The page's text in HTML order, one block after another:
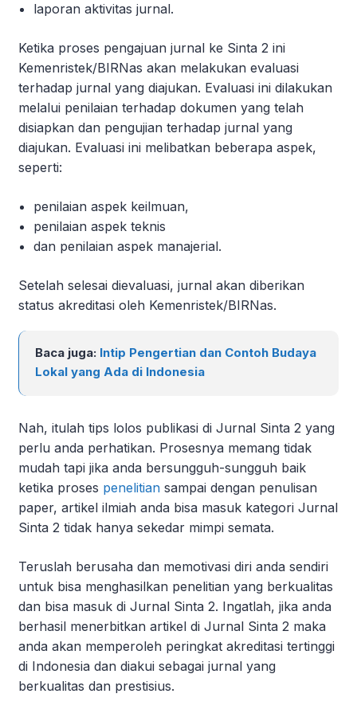
laporan aktivitas jurnal.
Ketika proses pengajuan jurnal ke Sinta 2 ini
Kemenristek/BIRNas akan melakukan evaluasi
terhadap jurnal yang diajukan. Evaluasi ini dilakukan
melalui penilaian terhadap dokumen yang telah
disiapkan dan pengujian terhadap jurnal yang
diajukan. Evaluasi ini melibatkan beberapa aspek,
seperti:
penilaian aspek keilmuan,
penilaian aspek teknis
dan penilaian aspek manajerial.
Setelah selesai dievaluasi, jurnal akan diberikan
status akreditasi oleh Kemenristek/BIRNas.
Baca juga: Intip Pengertian dan Contoh Budaya
Lokal yang Ada di Indonesia
Nah, itulah tips lolos publikasi di Jurnal Sinta 2 yang
perlu anda perhatikan. Prosesnya memang tidak
mudah tapi jika anda bersungguh-sungguh baik
ketika proses penelitian sampai dengan penulisan
paper, artikel ilmiah anda bisa masuk kategori Jurnal
Sinta 2 tidak hanya sekedar mimpi semata.
Teruslah berusaha dan memotivasi diri anda sendiri
untuk bisa menghasilkan penelitian yang berkualitas
dan bisa masuk di Jurnal Sinta 2. Ingatlah, jika anda
berhasil menerbitkan artikel di Jurnal Sinta 2 maka
anda akan memperoleh peringkat akreditasi tertinggi
di Indonesia dan diakui sebagai jurnal yang
berkualitas dan prestisius.